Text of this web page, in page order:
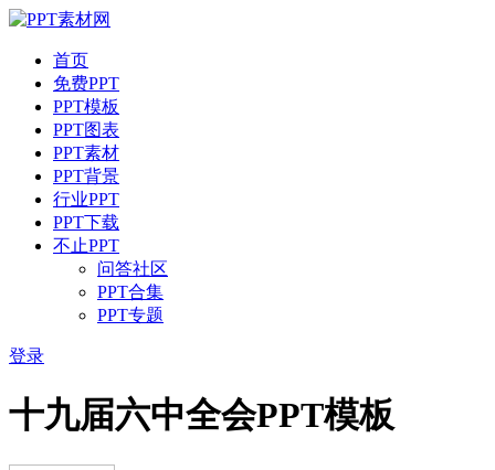
首页
免费PPT
PPT模板
PPT图表
PPT素材
PPT背景
行业PPT
PPT下载
不止PPT
问答社区
PPT合集
PPT专题
登录
十九届六中全会PPT模板